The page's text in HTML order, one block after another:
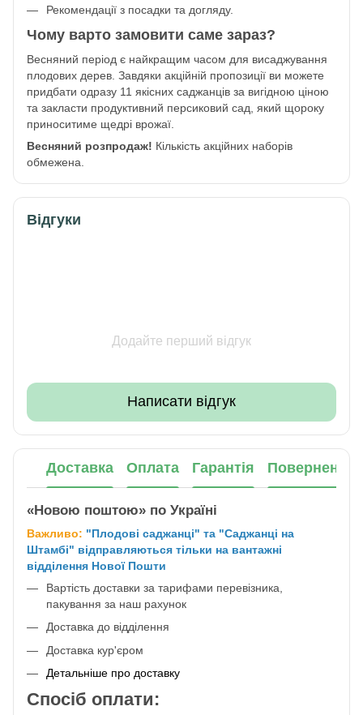
Рекомендації з посадки та догляду.
Чому варто замовити саме зараз?
Весняний період є найкращим часом для висаджування
плодових дерев. Завдяки акційній пропозиції ви можете
придбати одразу 11 якісних саджанців за вигідною ціною
та закласти продуктивний персиковий сад, який щороку
приноситиме щедрі врожаї.
Весняний розпродаж! Кількість акційних наборів
обмежена.
Відгуки
Додайте перший відгук
Написати відгук
Доставка Оплата Гарантія Повернення
«Новою поштою» по Україні
Важливо: "Плодові саджанці" та "Саджанці на
Штамбі" відправляються тільки на вантажні
відділення Нової Пошти
Вартість доставки за тарифами перевізника,
пакування за наш рахунок
Доставка до відділення
Доставка кур'єром
Детальніше про доставку
Спосіб оплати: